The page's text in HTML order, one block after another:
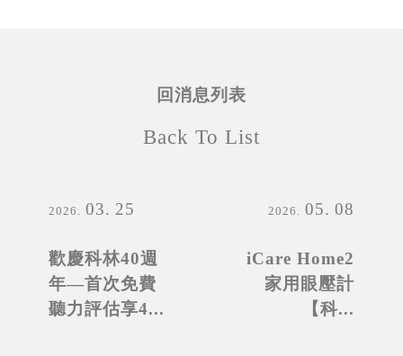
2026 03 25
歡慶科林40週
年—首次免費
聽力評估享4...
回消息列表
Back To List
2026 05 08
iCare Home2
家用眼壓計
【科...